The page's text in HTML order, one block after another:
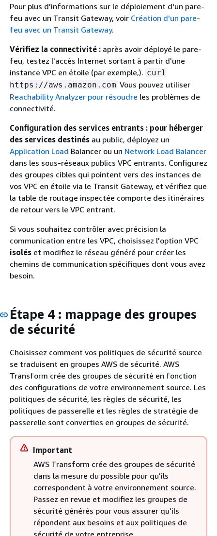
Pour plus d'informations sur le déploiement d'un pare-
feu avec un Transit Gateway, voir Création d'un pare-
feu avec un Transit Gateway.
Vérifiez la connectivité : après avoir déployé le pare-
feu, testez l'accès Internet sortant à partir d'une
instance VPC en étoile (par exemple,). curl
https://aws.amazon.com Vous pouvez utiliser
Reachability Analyzer pour résoudre les problèmes de
connectivité.
Configuration des services entrants : pour héberger
des services destinés au public, déployez un
Application Load Balancer ou un Network Load Balancer
dans les sous-réseaux publics VPC entrants. Configurez
des groupes cibles qui pointent vers des instances de
vos VPC en étoile via le Transit Gateway, et vérifiez que
la table de routage inspectée comporte des itinéraires
de retour vers le VPC entrant.
Si vous souhaitez contrôler avec précision la
communication entre les VPC, choisissez l'option VPC
isolés et modifiez le réseau généré pour créer les
chemins de communication spécifiques dont vous avez
besoin.
Étape 4 : mappage des groupes
de sécurité
Choisissez comment vos politiques de sécurité source
se traduisent en groupes AWS de sécurité. AWS
Transform crée des groupes de sécurité en fonction
des configurations de votre environnement source. Les
politiques de sécurité, les règles de sécurité, les
politiques de passerelle et les règles de stratégie de
passerelle sont converties en groupes de sécurité.
Important
AWS Transform crée des groupes de sécurité
dans la mesure du possible pour qu'ils
correspondent à votre environnement source.
Passez en revue et modifiez les groupes de
sécurité générés pour vous assurer qu'ils
répondent aux besoins et aux politiques de
sécurité de votre entreprise.